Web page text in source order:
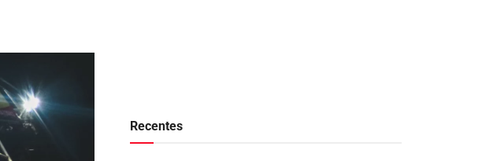
Recentes